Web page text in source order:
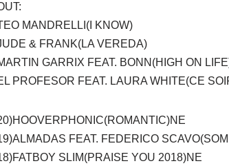
MANDRELLI(I KNOW)
& FRANK(LA VEREDA)
GARRIX FEAT. BONN(HIGH ON
PROFESOR FEAT. LAURA WHITE(CE
FEAT. FEDERICO
SLIM(PRAISE YOU 2018)NE